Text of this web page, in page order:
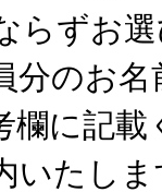
らずお
分のお
欄に記
いたし